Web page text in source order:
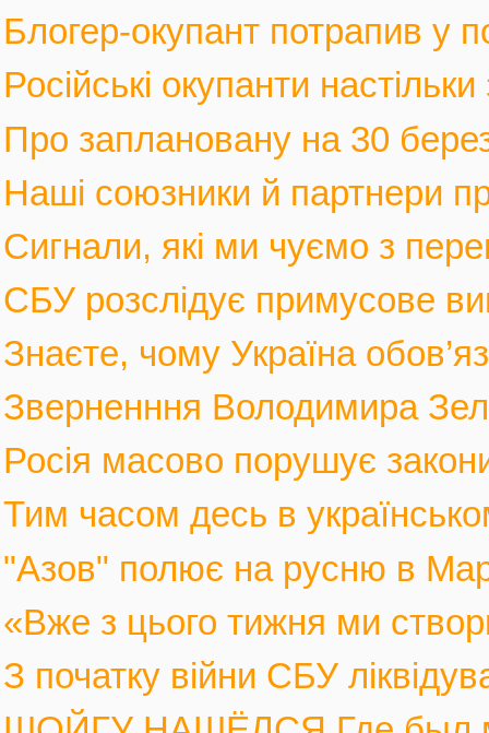
Блогер-окупант потрапив у
Російські окупанти
Про заплановану на 30
Наші союзники й партнери
Сигнали, які ми чуємо з
СБУ розслідує примусове
Знаєте, чому Україна
Зверненння Володимира
Росія масово порушує
Тим часом десь в
"Азов" полює на русню в
«Вже з цього тижня ми
З початку війни СБУ